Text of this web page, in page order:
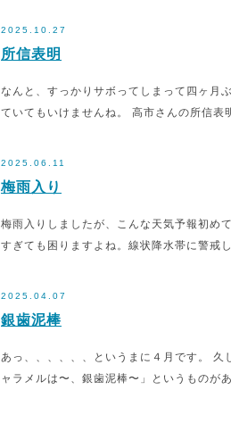
2025.10.27
所信表明
なんと、すっかりサボってしまって四ヶ月
ていてもいけませんね。 高市さんの所信
2025.06.11
梅雨入り
梅雨入りしましたが、こんな天気予報初め
すぎても困りますよね。線状降水帯に警戒
2025.04.07
銀歯泥棒
あっ、、、、、、というまに４月です。
ャラメルは〜、銀歯泥棒〜」というもの